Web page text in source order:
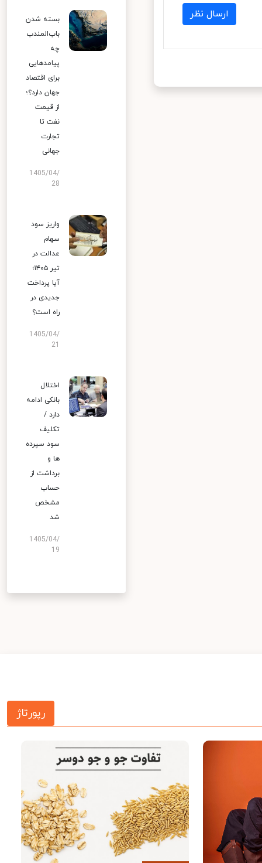
ارسال نظر
بسته شدن
باب‌المندب
چه
پیامدهایی
برای اقتصاد
جهان دارد؟؛
از قیمت
نفت تا
تجارت
جهانی
1405/04/
28
واریز سود
سهام
عدالت در
تیر ۱۴۰۵؛
آیا پرداخت
جدیدی در
راه است؟
1405/04/
اختلال
بانکی ادامه
دارد /
تکلیف
سود سپرده
ها و
برداشت از
حساب
مشخص
شد
1405/04/
19
رپورتاژ